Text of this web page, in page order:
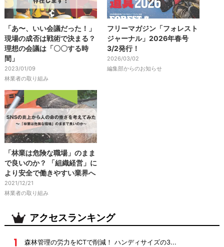
「あ〜、いい会議だった！」
現場の成否は戦術で決まる？
理想の会議は「〇〇する時
間」
2023/01/09
林業者の取り組み
フリーマガジン「フォレスト
ジャーナル」2026年春号
3/2発行！
2026/03/02
編集部からのお知らせ
「林業は危険な職場」のまま
で良いのか？ 「組織経営」に
より安全で働きやすい業界へ
2021/12/21
林業者の取り組み
アクセスランキング
森林管理の労力をICTで削減！ ハンディサイズの3...